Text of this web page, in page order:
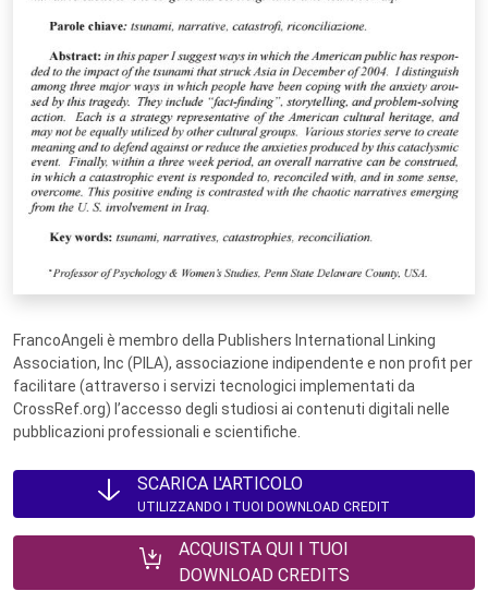
FrancoAngeli è membro della Publishers International Linking
Association, Inc (PILA), associazione indipendente e non profit per
facilitare (attraverso i servizi tecnologici implementati da
CrossRef.org) l’accesso degli studiosi ai contenuti digitali nelle
pubblicazioni professionali e scientifiche.
SCARICA L'ARTICOLO
UTILIZZANDO I TUOI DOWNLOAD CREDIT
ACQUISTA QUI I TUOI
DOWNLOAD CREDITS